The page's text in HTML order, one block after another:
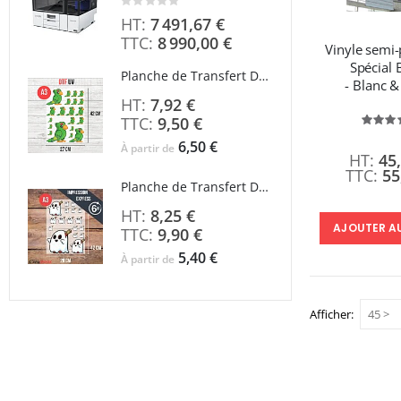
Vinyle
Spécial
- Blanc
AJOUTER
Afficher
0%
8 990,00 €
7 491,67 €
Planche de Transfert DTF UV - Format A3 - 27 x 42 cm
9,50 €
7,92 €
À partir de 6,50 €
Planche de Transfert DTF - Format A3 - 28 x 42 cm - Expédié en 6 heures
9,90 €
8,25 €
À partir de 5,40 €